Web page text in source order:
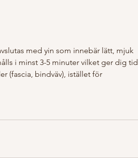
med yin som innebär lätt, mjuk
i minst 3-5 minuter vilket ger dig tid
(fascia, bindväv), istället för